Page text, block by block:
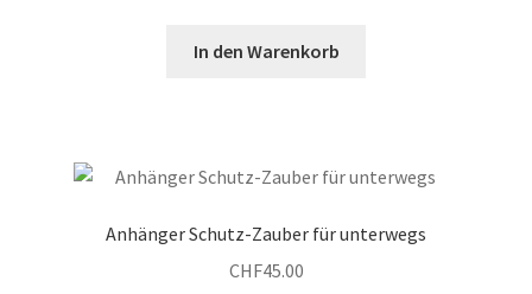
In den Warenkorb
Anhänger Schutz-Zauber für unterwegs
CHF45.00